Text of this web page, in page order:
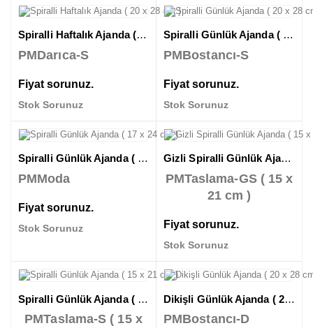
Spiralli Haftalık Ajanda ( 20 x 28 cm )
PMDarıca-S
Fiyat sorunuz.
Stok Sorunuz
Spiralli Günlük Ajanda ( 20 x 28 cm )
PMBostancı-S
Fiyat sorunuz.
Stok Sorunuz
Spiralli Günlük Ajanda ( 17 x 24 cm )
PMModa
Fiyat sorunuz.
Stok Sorunuz
Gizli Spiralli Günlük Ajanda ( 15 x 21 cm )
PMTaslama-GS ( 15 x
21 cm )
Fiyat sorunuz.
Stok Sorunuz
Spiralli Günlük Ajanda ( 15 x 21 cm )
PMTaslama-S ( 15 x
Dikişli Günlük Ajanda ( 20 x 28 cm )
PMBostancı-D